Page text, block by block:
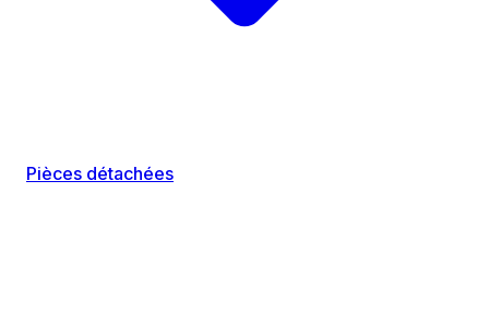
Pièces détachées